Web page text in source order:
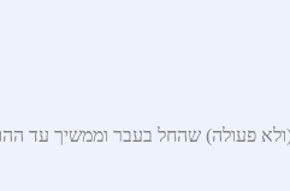
פעולה) שהחל בעבר וממשיך עד